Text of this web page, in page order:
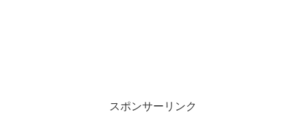
スポンサーリンク